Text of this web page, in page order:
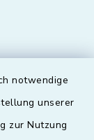
notwendige
unserer
zur Nutzung